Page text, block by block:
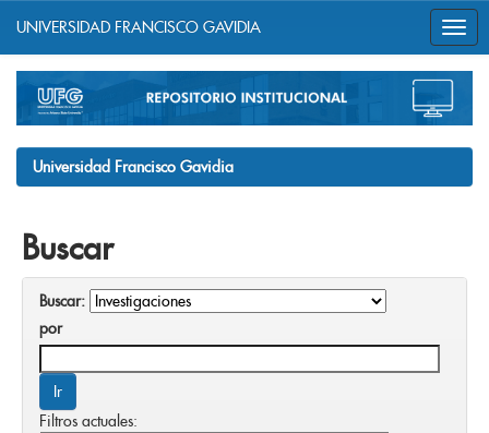
navigation
UNIVERSIDAD FRANCISCO GAVIDIA
Universidad Francisco Gavidia
Buscar
Buscar:
por
Filtros actuales: